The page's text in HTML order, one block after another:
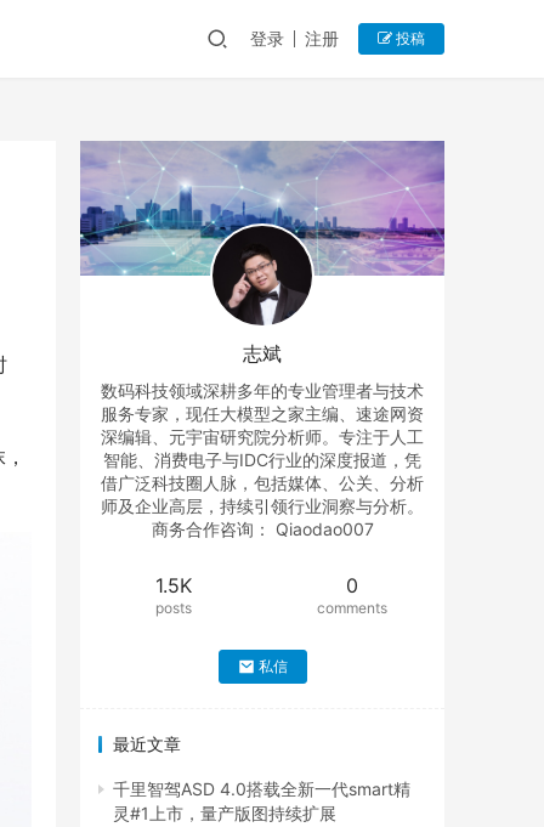
登录 注册 投稿
志斌
数码科技领域深耕多年的专业管理者与技术
服务专家，现任大模型之家主编、速途网资
深编辑、元宇宙研究院分析师。专注于人工
智能、消费电子与IDC行业的深度报道，凭
借广泛科技圈人脉，包括媒体、公关、分析
师及企业高层，持续引领行业洞察与分析。
商务合作咨询： Qiaodao007
1.5K
posts
0
comments
私信
最近文章
千里智驾ASD 4.0搭载全新一代smart精
灵#1上市，量产版图持续扩展